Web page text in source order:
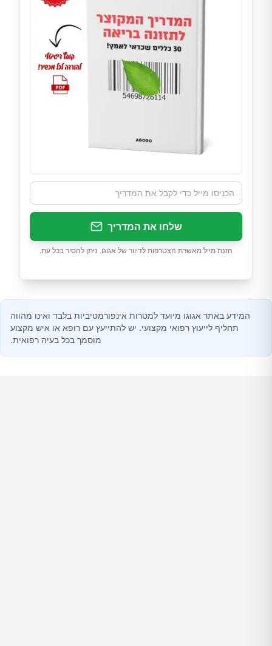
שלחו את המדריך
הזנת מייל מאשרת הצטרפות לדיוור של אגוגו. ניתן להסיר בכל עת.
המידע באתר אגוגו מיועד למטרות אינפורמטיביות בלבד ואינו מהווה
תחליף לייעוץ רפואי מקצועי. יש להתייעץ עם רופא או איש מקצוע
מוסמך בכל בעיה רפואית.